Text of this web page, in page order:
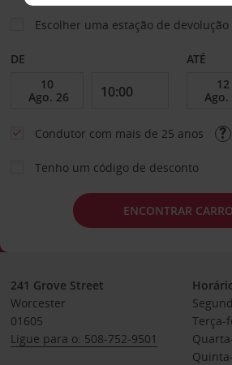
Escolher uma estação de
DE ATÉ
Condutor com mais de 25 anos
Tenho um código de desconto
ENCONTRAR
241 Grove Street
Worcester
01605
Ligue para o: 508-752-9501
Terça-